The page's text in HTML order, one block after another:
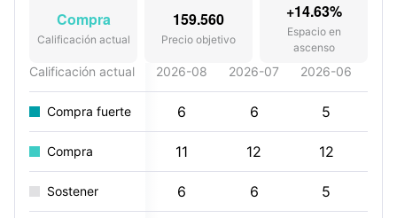
Compra
Calificación actual
159.560
Precio objetivo
+14.63%
Espacio en
ascenso
Calificación actual 2026-08 2026-07 2026-06
Compra fuerte 6 6 5
Compra 11 12 12
Sostener 6 6 5